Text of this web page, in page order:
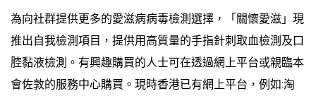
為向社群提供更多的愛滋病病毒檢測選擇，「關懷愛滋」現
推出自我檢測項目，提供用高質量的手指針刺取血檢測及口
腔黏液檢測。有興趣購買的人士可在透過網上平台或親臨本
會佐敦的服務中心購買。現時香港已有網上平台，例如:淘